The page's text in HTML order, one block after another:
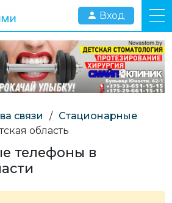
Вход
связи / Стационарные
область
телефоны в